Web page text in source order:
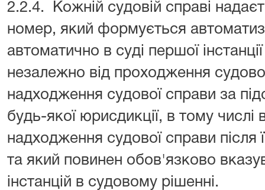
2.2.4. Кожній судовій справі
номер, який формується
автоматично в суді першої
незалежно від проходження
надходження судової справи за
будь-якої юрисдикції, в тому числі
надходження судової справи
та який повинен обов'язково
інстанцій в судовому рішенні.